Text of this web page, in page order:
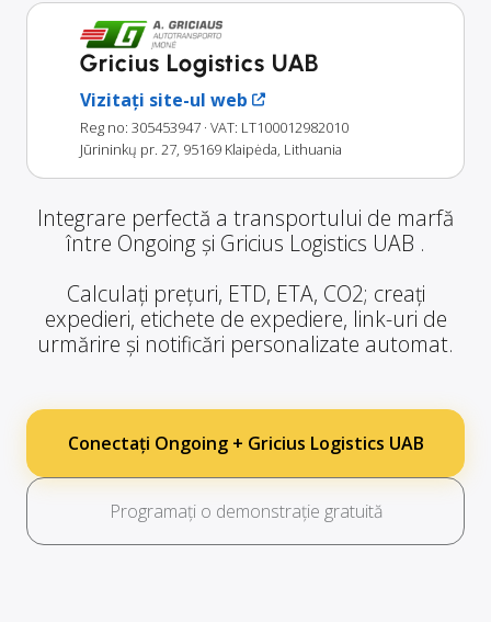
Gricius Logistics UAB
Vizitați site-ul web
Reg no: 305453947 · VAT: LT100012982010
Jūrininkų pr. 27, 95169 Klaipėda, Lithuania
Integrare perfectă a transportului de marfă
între Ongoing și Gricius Logistics UAB .
Calculați prețuri, ETD, ETA, CO2; creați
expedieri, etichete de expediere, link-uri de
urmărire și notificări personalizate automat.
Conectați Ongoing + Gricius Logistics UAB
Programați o demonstrație gratuită